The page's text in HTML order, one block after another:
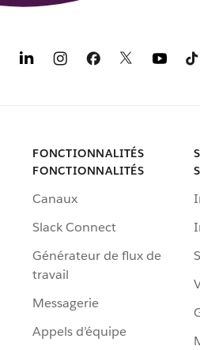
FONCTIONNALITÉS
FONCTIONNALITÉS
Canaux
Slack Connect
Générateur de flux de
travail
Messagerie
Appels d’équipe